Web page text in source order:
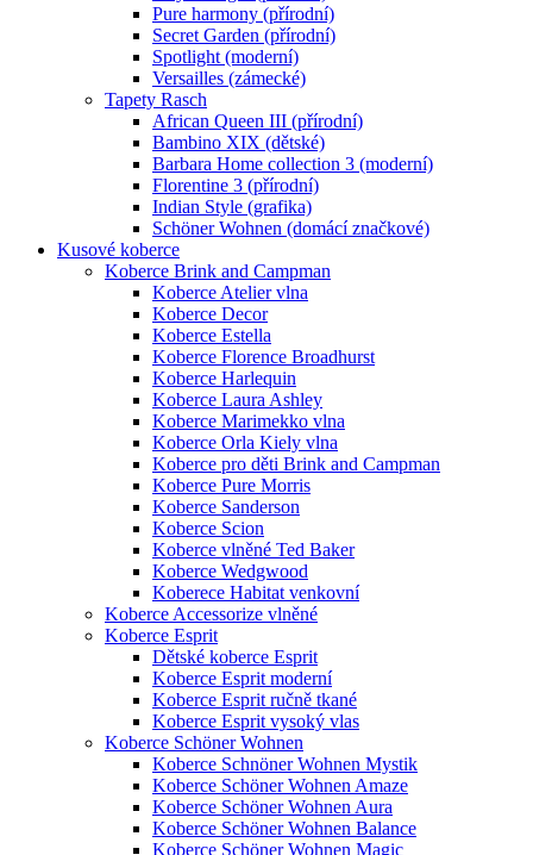
Pure harmony (přírodní)
Secret Garden (přírodní)
Spotlight (moderní)
Versailles (zámecké)
Tapety Rasch
African Queen III (přírodní)
Bambino XIX (dětské)
Barbara Home collection 3 (moderní)
Florentine 3 (přírodní)
Indian Style (grafika)
Schöner Wohnen (domácí značkové)
Kusové koberce
Koberce Brink and Campman
Koberce Atelier vlna
Koberce Decor
Koberce Estella
Koberce Florence Broadhurst
Koberce Harlequin
Koberce Laura Ashley
Koberce Marimekko vlna
Koberce Orla Kiely vlna
Koberce pro děti Brink and Campman
Koberce Pure Morris
Koberce Sanderson
Koberce Scion
Koberce vlněné Ted Baker
Koberce Wedgwood
Koberece Habitat venkovní
Koberce Accessorize vlněné
Koberce Esprit
Dětské koberce Esprit
Koberce Esprit moderní
Koberce Esprit ručně tkané
Koberce Esprit vysoký vlas
Koberce Schöner Wohnen
Koberce Schnöner Wohnen Mystik
Koberce Schöner Wohnen Amaze
Koberce Schöner Wohnen Aura
Koberce Schöner Wohnen Balance
Koberce Schöner Wohnen Magic